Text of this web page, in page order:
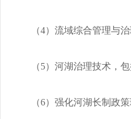
（4）流域综合管理与治
（5）河湖治理技术，包
（6）强化河湖长制政策